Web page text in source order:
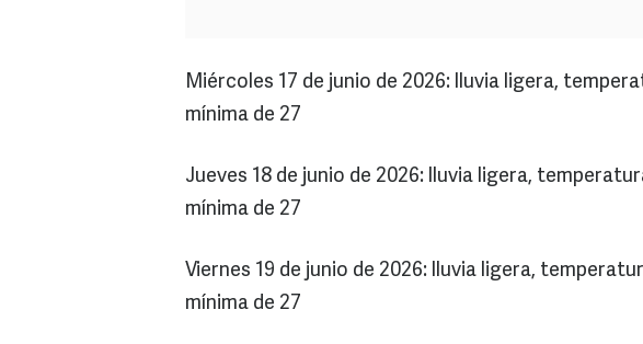
Miércoles 17 de junio de 2026: lluvia ligera,
mínima de 27
Jueves 18 de junio de 2026: lluvia ligera,
mínima de 27
Viernes 19 de junio de 2026: lluvia ligera,
mínima de 27